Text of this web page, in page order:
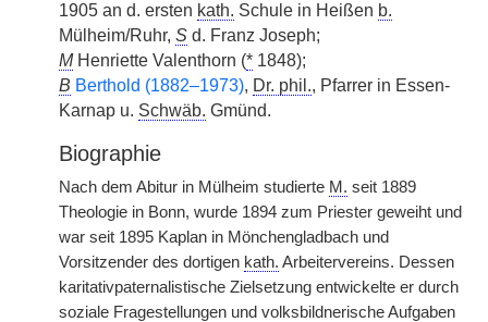
1905 an d. ersten kath. Schule in Heißen b.
Mülheim/Ruhr, S d. Franz Joseph;
MHenriette Valenthorn (* 1848);
B Berthold (1882–1973), Dr. phil., Pfarrer in Essen-
Karnap u. Schwäb. Gmünd.
Biographie
Nach dem Abitur in Mülheim studierte M. seit 1889
Theologie in Bonn, wurde 1894 zum Priester geweiht und
war seit 1895 Kaplan in Mönchengladbach und
Vorsitzender des dortigen kath. Arbeitervereins. Dessen
karitativpaternalistische Zielsetzung entwickelte er durch
soziale Fragestellungen und volksbildnerische Aufgaben